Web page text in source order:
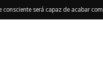
será capaz de acabar com a